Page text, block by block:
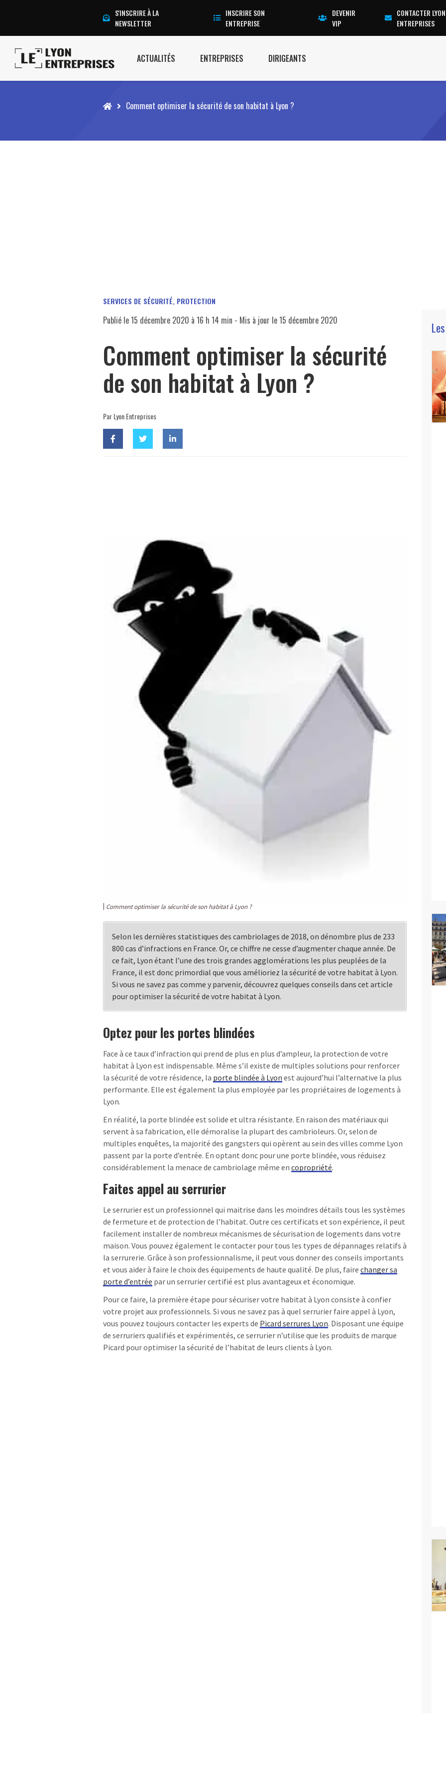
S'INSCRIRE À LA
NEWSLETTER
INSCRIRE SON
ENTREPRISE
DEVENIR
VIP
CONTACTER LYON
ENTREPRISES
ACTUALITÉS ENTREPRISES DIRIGEANTS
Accueil Comment optimiser la sécurité de son habitat à Lyon ?
SERVICES DE SÉCURITÉ, PROTECTION
Publié le15 décembre 2020 à 16 h 14 min - Mis à jour le15 décembre 2020
Comment optimiser la sécurité
de son habitat à Lyon ?
Par Lyon Entreprises
Comment optimiser la sécurité de son habitat à Lyon ?
Selon les dernières statistiques des cambriolages de 2018, on dénombre plus de 233
800 cas d’infractions en France. Or, ce chiffre ne cesse d’augmenter chaque année. De
ce fait, Lyon étant l’une des trois grandes agglomérations les plus peuplées de la
France, il est donc primordial que vous amélioriez la sécurité de votre habitat à Lyon.
Si vous ne savez pas comme y parvenir, découvrez quelques conseils dans cet article
pour optimiser la sécurité de votre habitat à Lyon.
Optez pour les portes blindées
Face à ce taux d’infraction qui prend de plus en plus d’ampleur, la protection de votre
habitat à Lyon est indispensable. Même s’il existe de multiples solutions pour renforcer
la sécurité de votre résidence, la porte blindée à Lyon est aujourd’hui l’alternative la plus
performante. Elle est également la plus employée par les propriétaires de logements à
Lyon.
En réalité, la porte blindée est solide et ultra résistante. En raison des matériaux qui
servent à sa fabrication, elle démoralise la plupart des cambrioleurs. Or, selon de
multiples enquêtes, la majorité des gangsters qui opèrent au sein des villes comme Lyon
passent par la porte d’entrée. En optant donc pour une porte blindée, vous réduisez
considérablement la menace de cambriolage même en copropriété.
Faites appel au serrurier
Le serrurier est un professionnel qui maitrise dans les moindres détails tous les systèmes
de fermeture et de protection de l’habitat. Outre ces certificats et son expérience, il peut
facilement installer de nombreux mécanismes de sécurisation de logements dans votre
maison. Vous pouvez également le contacter pour tous les types de dépannages relatifs à
la serrurerie. Grâce à son professionnalisme, il peut vous donner des conseils importants
et vous aider à faire le choix des équipements de haute qualité. De plus, faire changer sa
porte d’entrée par un serrurier certifié est plus avantageux et économique.
Pour ce faire, la première étape pour sécuriser votre habitat à Lyon consiste à confier
votre projet aux professionnels. Si vous ne savez pas à quel serrurier faire appel à Lyon,
vous pouvez toujours contacter les experts de Picard serrures Lyon. Disposant une équipe
de serruriers qualifiés et expérimentés, ce serrurier n’utilise que les produits de marque
Picard pour optimiser la sécurité de l’habitat de leurs clients à Lyon.